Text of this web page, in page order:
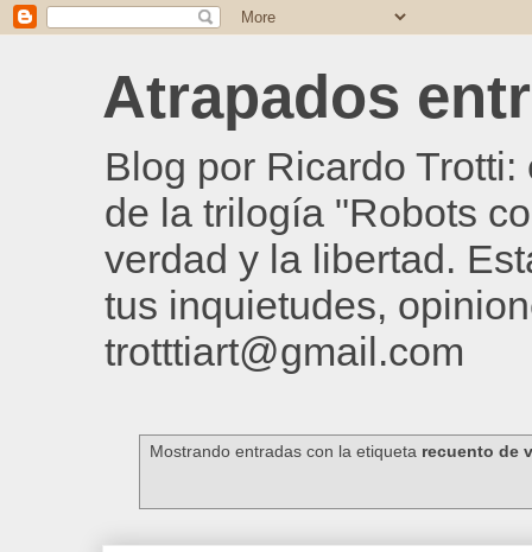
Atrapados
Blog por Ricardo
de la trilogía "Robots
verdad y la libertad.
tus inquietudes,
trotttiart@gmail.com
Mostrando entradas con la etiqueta recuento de